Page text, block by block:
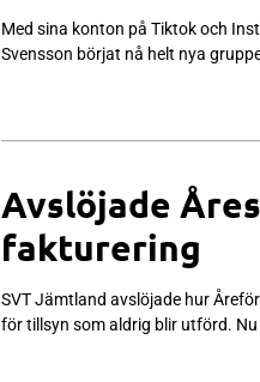
Med sina konton på Tiktok och
Svensson börjat nå helt nya
Avslöjade
fakturering
SVT Jämtland avslöjade hur
för tillsyn som aldrig blir utförd.